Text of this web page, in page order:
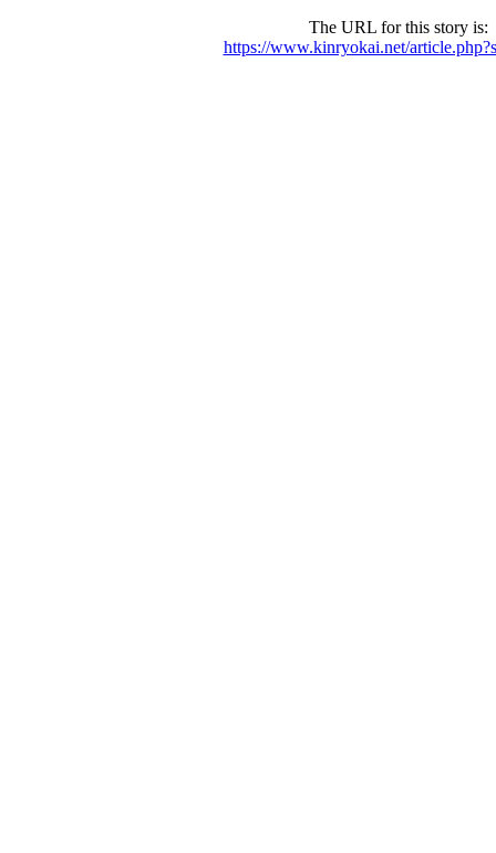
The URL for this story is:
https://www.kinryokai.net/